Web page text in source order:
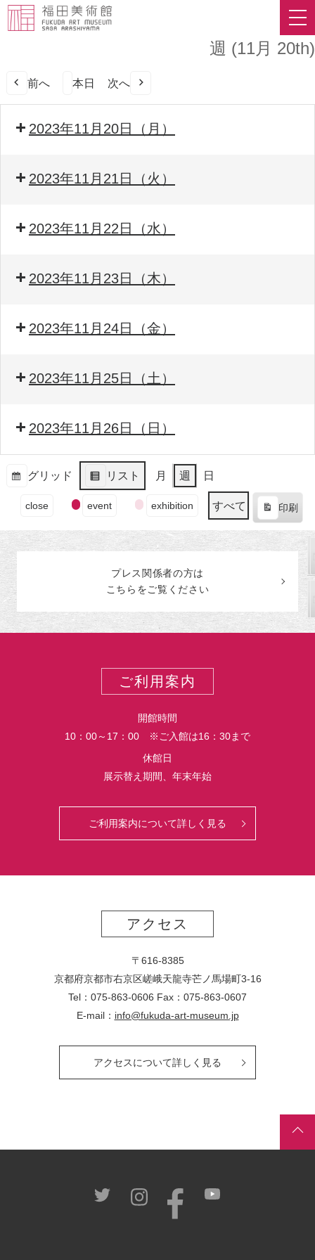
週 (11月 20th)
前へ 本日 次へ
2023年11月20日（月）
2023年11月21日（火）
2023年11月22日（水）
2023年11月23日（木）
2023年11月24日（金）
2023年11月25日（土）
2023年11月26日（日）
グリッド
表
リスト
表
月 週 日
ン
ト
の
カ
close event exhibition すべて 印刷
示
プレス関係者の方は
こちらをご覧ください
ご利用案内
開館時間
10：00～17：00 ※ご入館は16：30まで
休館日
展示替え期間、年末年始
ご利用案内について詳しく見る
アクセス
〒616-8385
京都府京都市右京区嵯峨天龍寺芒ノ馬場町3-16
Tel：075-863-0606 Fax：075-863-0607
E-mail： info@fukuda-art-museum.jp
アクセスについて詳しく見る